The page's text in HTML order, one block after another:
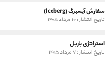
سفارش آیسبرگ (Iceberg)
تاریخ انتشار : ۱۰ مرداد ۱۴۰۵
استراتژی باربل
تاریخ انتشار : ۷ مرداد ۱۴۰۵